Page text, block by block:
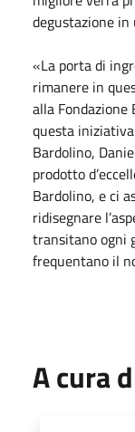
degustazione
«La porta di
rimanere in
alla Fondazione
questa
Bardolino,
prodotto
Bardolino, e ci
ridisegnare
transitano ogni
frequentano il
A cura